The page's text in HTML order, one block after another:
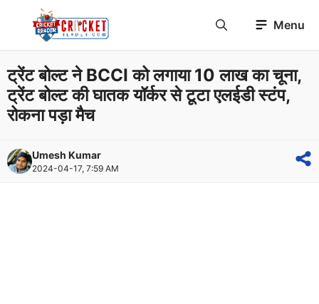
Menu
ट्रेंट बोल्ट ने BCCI को लगाया 10 लाख का चूना,
ट्रेंट बोल्ट की घातक यॉर्कर से टूटा एलईडी स्टंप,
रोकना पड़ा मैच
Umesh Kumar
2024-04-17, 7:59 AM